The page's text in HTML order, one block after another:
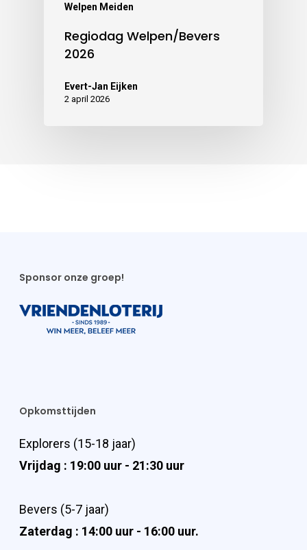
Welpen Meiden
Regiodag Welpen/Bevers
2026
Evert-Jan Eijken
2 april 2026
Sponsor onze groep!
Opkomsttijden
Explorers (15-18 jaar)
Vrijdag : 19:00 uur - 21:30 uur
Bevers (5-7 jaar)
Zaterdag : 14:00 uur - 16:00 uur.